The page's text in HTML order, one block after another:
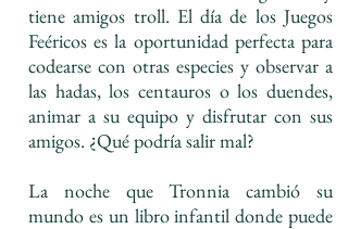
tiene amigos troll. El día de los Juegos
Feéricos es la oportunidad perfecta para
codearse con otras especies y observar a
las hadas, los centauros o los duendes,
animar a su equipo y disfrutar con sus
amigos. ¿Qué podría salir mal?
La noche que Tronnia cambió su
mundo es un libro infantil donde puede